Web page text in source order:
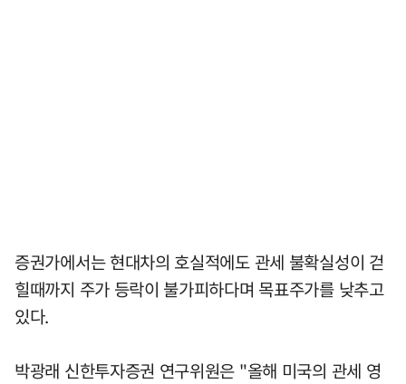
증권가에서는 현대차의 호실적에도 관세 불확실성이 걷
힐때까지 주가 등락이 불가피하다며 목표주가를 낮추고
있다.
박광래 신한투자증권 연구위원은 "올해 미국의 관세 영